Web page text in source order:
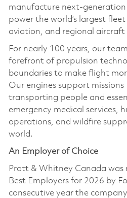
manufacture next-
power the world’s largest fleet
aviation, and regional aircraft
For nearly 100 years, our
forefront of propulsion
boundaries to make flight
Our engines support
transporting people and
emergency medical services,
operations, and wildfire
world.
An Employer of Choice
Pratt & Whitney Canada was
Best Employers for 2026 by
consecutive year the